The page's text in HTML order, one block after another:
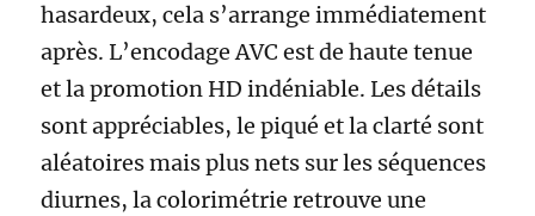
hasardeux, cela s’arrange immédiatement
après. L’encodage AVC est de haute tenue
et la promotion HD indéniable. Les détails
sont appréciables, le piqué et la clarté sont
aléatoires mais plus nets sur les séquences
diurnes, la colorimétrie retrouve une